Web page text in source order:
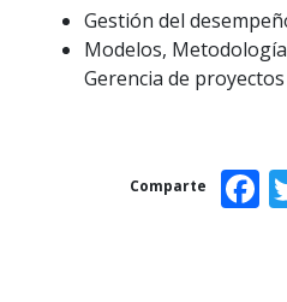
Gestión del
Modelos,
Gerencia de proyectos
Comparte